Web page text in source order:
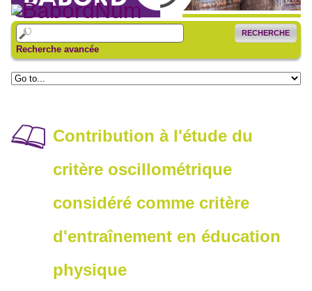
RECHERCHE
Recherche avancée
Contribution à l'étude du
critère oscillométrique
considéré comme critère
d'entraînement en éducation
physique